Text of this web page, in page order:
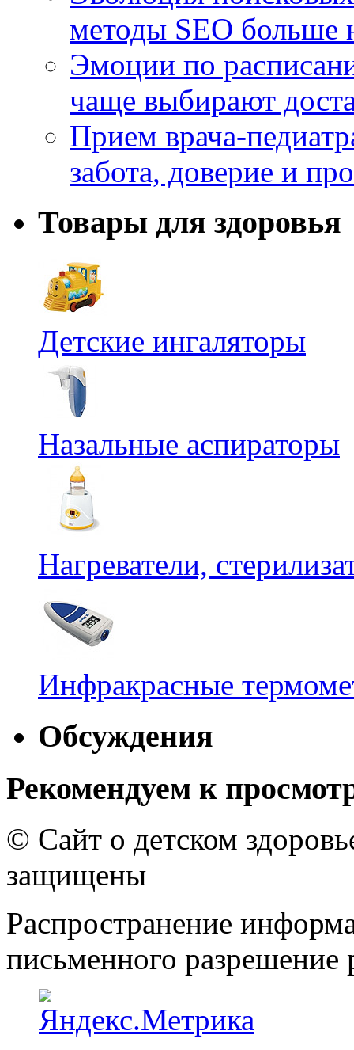
методы SEO больше
Эмоции по
чаще выбирают
Прием врача-
забота, доверие и
Товары для здоровья
Детские ингаляторы
Назальные аспираторы
Нагреватели,
Инфракрасные
Обсуждения
Рекомендуем к
© Сайт о детском
защищены
Распространение
письменного разрешение